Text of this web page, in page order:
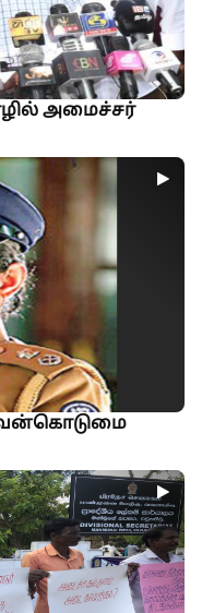
அமைச்சர்
வன்கொடுமை